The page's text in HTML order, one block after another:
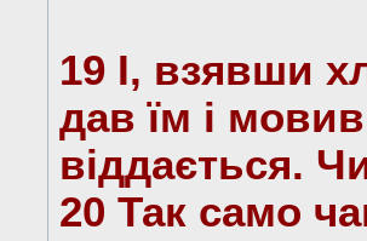
19 І, взявши
дав їм і
віддається.
20 Так само